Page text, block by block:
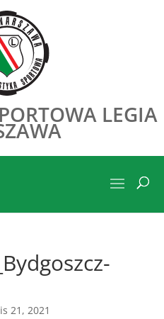
LEGIA
21, 2021